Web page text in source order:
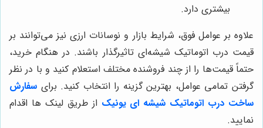
بیشتری دارد.
علاوه بر عوامل فوق، شرایط بازار و نوسانات ارزی نیز می‌توانند بر
قیمت درب اتوماتیک شیشه‌ای تاثیرگذار باشند. در هنگام خرید،
حتماً قیمت‌ها را از چند فروشنده مختلف استعلام کنید و با در نظر
گرفتن تمامی عوامل، بهترین گزینه را انتخاب کنید. برای سفارش
ساخت درب اتوماتیک شیشه ای یونیک از طریق لینک ها اقدام
نمایید.